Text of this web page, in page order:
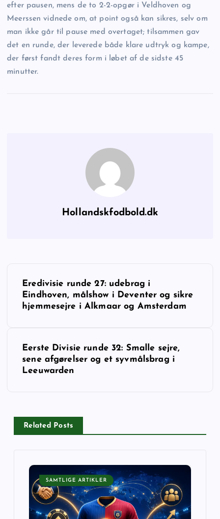
efter pausen, mens de to 2-2-opgør i Veldhoven og
Meerssen vidnede om, at point også kan sikres, selv om
man ikke går til pause med overtaget; tilsammen gav
det en runde, der leverede både klare udtryk og kampe,
der først fandt deres form i løbet af de sidste 45
minutter.
Hollandskfodbold.dk
æ
s
Eredivisie runde 27: udebrag i
Eindhoven, målshow i Deventer og sikre
hjemmesejre i Alkmaar og Amsterdam
Eerste Divisie runde 32: Smalle sejre,
sene afgørelser og et syvmålsbrag i
Leeuwarden
Related Posts
SAMTLIGE ARTIKLER